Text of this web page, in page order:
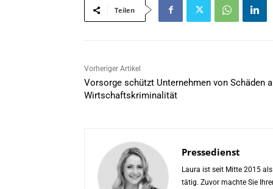
Teilen
Vorheriger Artikel
Vorsorge schützt Unternehmen von Schäden
Wirtschaftskriminalität
Pressedienst
Laura ist seit Mitte 2015
tätig. Zuvor machte Sie